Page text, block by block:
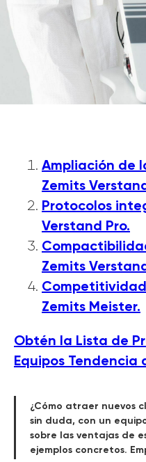
Ampliación de
Zemits
Protocolos
Verstand Pro.
Zemits
Zemits Meister.
Obtén la Lista de
Equipos Tendencia
¿Cómo atraer nuevos
sin duda, con un
sobre las ventajas de
ejemplos concretos.
Conoce las
OFERTAS
DE ZEMITS